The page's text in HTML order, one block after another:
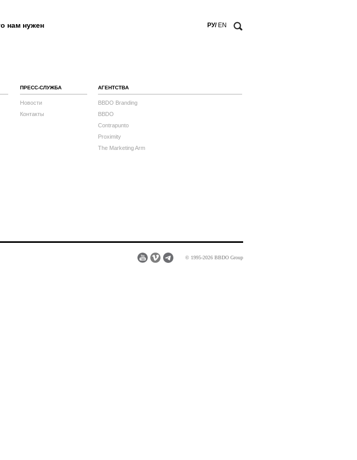
нам нужен РУ/ EN
ПРЕСС-СЛУЖБА
Новости
Контакты
АГЕНТСТВА
BBDO Branding
BBDO
Contrapunto
Proximity
The Marketing Arm
© 1995-2026 BBDO Group